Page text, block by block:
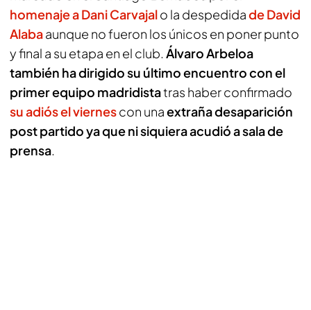
homenaje a Dani Carvajalo la despedidade David
Alabaaunque no fueron los únicos en poner punto
y final a su etapa en el club. Álvaro Arbeloa
también ha dirigido su último encuentro con el
primer equipo madridistatras haber confirmado
su adiós el viernescon unaextraña desaparición
post partido ya que ni siquiera acudió a sala de
prensa.